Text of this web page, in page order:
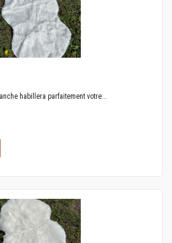
habillera parfaitement votre...